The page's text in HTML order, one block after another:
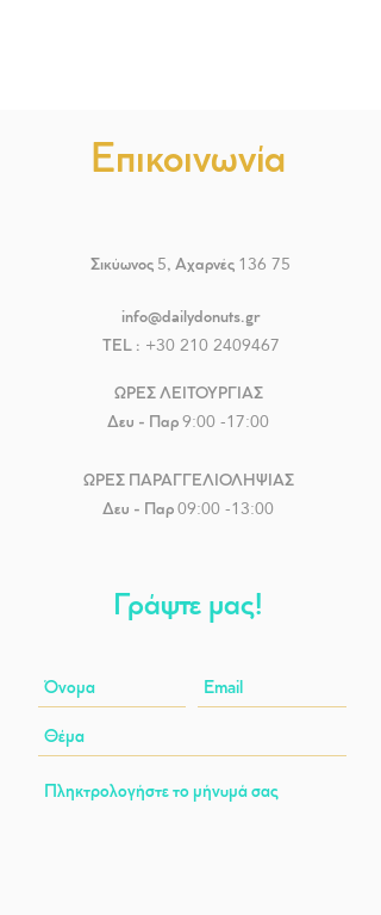
Επικοινωνία
Σικύωνος 5, Αχαρνές 136 75
info@dailydonuts.gr
TEL : +30 210 2409467
ΩΡΕΣ ΛΕΙΤΟΥΡΓΙΑΣ
Δευ - Παρ 9:00 -17:00
ΩΡΕΣ ΠΑΡΑΓΓΕΛΙΟΛΗΨΙΑΣ
Δευ - Παρ 09:00 -13:00
Γράψτε μας!